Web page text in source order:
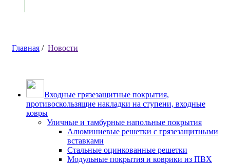
Главная / Новости
Входные грязезащитные покрытия,
противоскользящие накладки на ступени, входные
ковры
Уличные и тамбурные напольные покрытия
Алюминиевые решетки с грязезащитными
вставками
Стальные оцинкованные решетки
Модульные покрытия и коврики из ПВХ